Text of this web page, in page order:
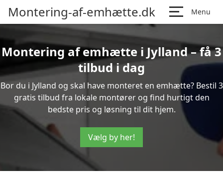
Montering-af-emhætte.dk Menu
Montering af emhætte i Jylland – få 3
tilbud i dag
Bor du i Jylland og skal have monteret en emhætte? Bestil 3
gratis tilbud fra lokale montører og find hurtigt den
bedste pris og løsning til dit hjem.
Vælg by her!